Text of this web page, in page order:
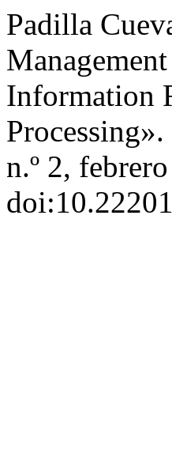
Padilla
Information
n.º 2,